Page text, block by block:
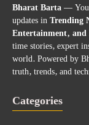
Bharat Barta—
updates inTrending
Entertainment, and
time stories, expert
world. Powered by
truth, trends, and
Categories